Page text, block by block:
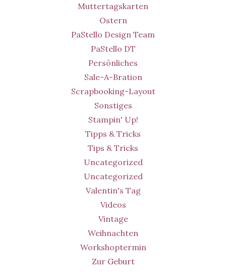
Muttertagskarten
Ostern
PaStello Design Team
PaStello DT
Persönliches
Sale-A-Bration
Scrapbooking-Layout
Sonstiges
Stampin' Up!
Tipps & Tricks
Tips & Tricks
Uncategorized
Uncategorized
Valentin's Tag
Videos
Vintage
Weihnachten
Workshoptermin
Zur Geburt